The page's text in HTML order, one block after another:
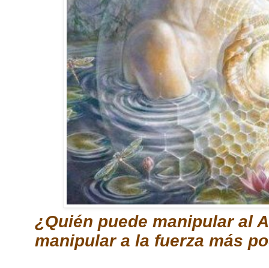
¿Quién puede manipular al
manipular a la fuerza más